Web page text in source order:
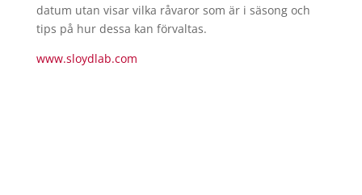
datum utan visar vilka råvaror som är i säsong och
tips på hur dessa kan förvaltas.
www.sloydlab.com